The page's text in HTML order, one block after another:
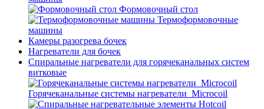
Формовочный стол
Термоформовочные
машины
Камеры разогрева бочек
Нагреватели для бочек
Спиральные нагреватели для горячеканальных систем
витковые
Горячеканальные системы нагреватели_Microcoil